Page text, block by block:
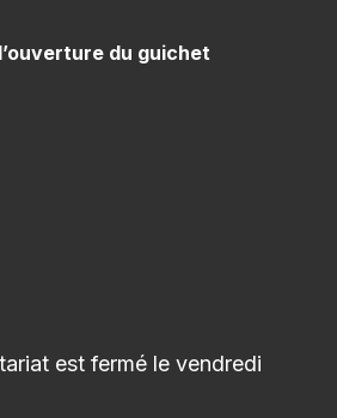
du guichet
est fermé le vendredi